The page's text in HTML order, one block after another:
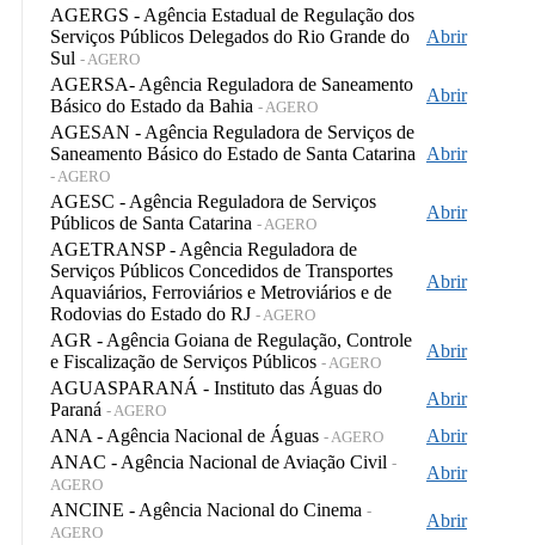
AGERGS - Agência Estadual de Regulação dos
Serviços Públicos Delegados do Rio Grande do
Sul - AGERO
Abrir
AGERSA- Agência Reguladora de Saneamento
Básico do Estado da Bahia - AGERO
Abrir
AGESAN - Agência Reguladora de Serviços de
Saneamento Básico do Estado de Santa Catarina
- AGERO
Abrir
AGESC - Agência Reguladora de Serviços
Públicos de Santa Catarina - AGERO
Abrir
AGETRANSP - Agência Reguladora de
Serviços Públicos Concedidos de Transportes
Aquaviários, Ferroviários e Metroviários e de
Rodovias do Estado do RJ - AGERO
Abrir
AGR - Agência Goiana de Regulação, Controle
e Fiscalização de Serviços Públicos - AGERO
Abrir
AGUASPARANÁ - Instituto das Águas do
Paraná - AGERO
Abrir
ANA - Agência Nacional de Águas - AGERO
Abrir
ANAC - Agência Nacional de Aviação Civil -
AGERO
Abrir
ANCINE - Agência Nacional do Cinema -
AGERO
Abrir